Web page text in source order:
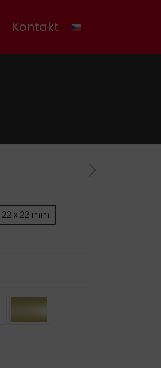
Kontakt
22 x 22 mm